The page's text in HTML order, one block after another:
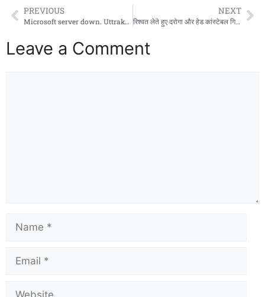
PREVIOUS
Microsoft server down. Uttrakhand ki flight भी हुई रद्द
NEXT
रिश्वत लेते हुए दरोगा और हेड कांस्टेबल गिरफ्तार
Leave a Comment